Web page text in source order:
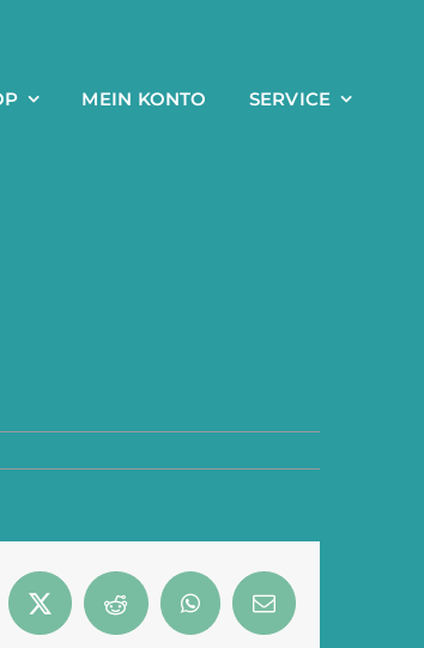
MEIN KONTO SERVICE
X Reddit WhatsApp
E-
Mail